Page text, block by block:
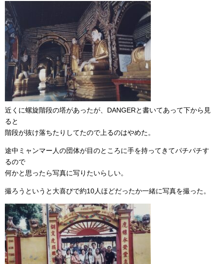
近くに螺旋階段の塔があったが、DANGERと書いてあって下から見
ると
階段が抜け落ちたりしてたので上るのはやめた。
途中ミャンマー人の団体が目のところに手を持ってきてパチパチす
るので
何かと思ったら写真に写りたいらしい。
撮ろうというと大喜びで約10人ほどだったか一緒に写真を撮った。